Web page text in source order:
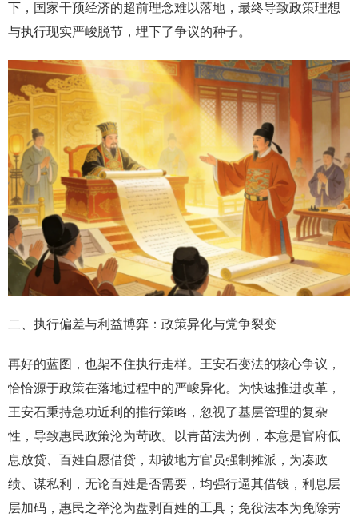
下，国家干预经济的超前理念难以落地，最终导致政策理想
与执行现实严峻脱节，埋下了争议的种子。
二、执行偏差与利益博弈：政策异化与党争裂变
再好的蓝图，也架不住执行走样。王安石变法的核心争议，
恰恰源于政策在落地过程中的严峻异化。为快速推进改革，
王安石秉持急功近利的推行策略，忽视了基层管理的复杂
性，导致惠民政策沦为苛政。以青苗法为例，本意是官府低
息放贷、百姓自愿借贷，却被地方官员强制摊派，为凑政
绩、谋私利，无论百姓是否需要，均强行逼其借钱，利息层
层加码，惠民之举沦为盘剥百姓的工具；免役法本为免除劳